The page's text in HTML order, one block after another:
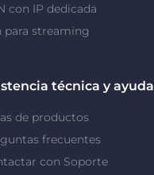
con IP dedicada
para streaming
técnica y ayuda
de productos
frecuentes
con Soporte